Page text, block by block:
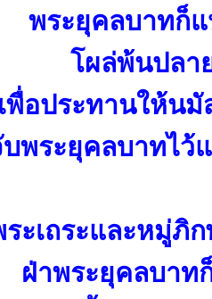
พระยุคลบาทก็
โผล่พ้นปลา
เพื่อประทานให้นมั
บพระยุคลบาทไว้
ระเถระและหมู่
ฝ่าพระยุคลบาท